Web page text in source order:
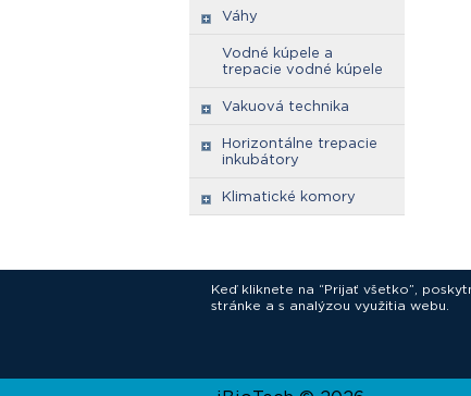
Váhy
Vodné kúpele a
trepacie vodné kúpele
Vakuová technika
Horizontálne trepacie
inkubátory
Klimatické komory
Keď kliknete na “Prijať všetko”,
stránke a s analýzou využitia webu.